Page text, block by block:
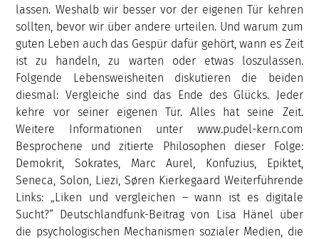
lassen. Weshalb wir besser vor der eigenen Tür kehren
sollten, bevor wir über andere urteilen. Und warum zum
guten Leben auch das Gespür dafür gehört, wann es Zeit
ist zu handeln, zu warten oder etwas loszulassen.
Folgende Lebensweisheiten diskutieren die beiden
diesmal: Vergleiche sind das Ende des Glücks. Jeder
kehre vor seiner eigenen Tür. Alles hat seine Zeit.
Weitere Informationen unter www.pudel-kern.com
Besprochene und zitierte Philosophen dieser Folge:
Demokrit, Sokrates, Marc Aurel, Konfuzius, Epiktet,
Seneca, Solon, Liezi, Søren Kierkegaard Weiterführende
Links: „Liken und vergleichen – wann ist es digitale
Sucht?“ Deutschlandfunk-Beitrag von Lisa Hänel über
die psychologischen Mechanismen sozialer Medien, die